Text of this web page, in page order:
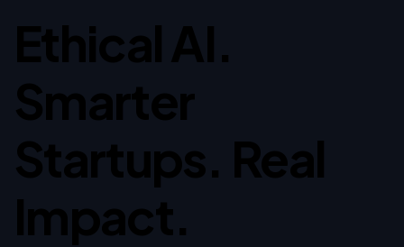
Ethical AI.
Smarter
Startups. Real
Impact.